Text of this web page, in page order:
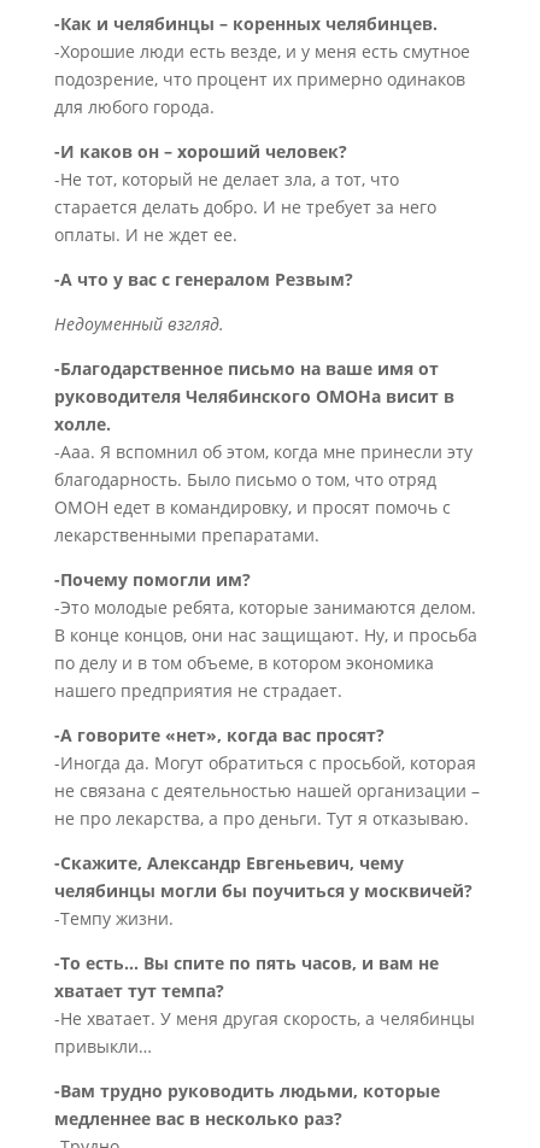
-Как и челябинцы – коренных челябинцев.
-Хорошие люди есть везде, и у меня есть смутное
подозрение, что процент их примерно одинаков
для любого города.
-И каков он – хороший человек?
-Не тот, который не делает зла, а тот, что
старается делать добро. И не требует за него
оплаты. И не ждет ее.
-А что у вас с генералом Резвым?
Недоуменный взгляд.
-Благодарственное письмо на ваше имя от
руководителя Челябинского ОМОНа висит в
холле.
-Ааа. Я вспомнил об этом, когда мне принесли эту
благодарность. Было письмо о том, что отряд
ОМОН едет в командировку, и просят помочь с
лекарственными препаратами.
-Почему помогли им?
-Это молодые ребята, которые занимаются делом.
В конце концов, они нас защищают. Ну, и просьба
по делу и в том объеме, в котором экономика
нашего предприятия не страдает.
-А говорите «нет», когда вас просят?
-Иногда да. Могут обратиться с просьбой, которая
не связана с деятельностью нашей организации –
не про лекарства, а про деньги. Тут я отказываю.
-Скажите, Александр Евгеньевич, чему
челябинцы могли бы поучиться у москвичей?
-Темпу жизни.
-То есть… Вы спите по пять часов, и вам не
хватает тут темпа?
-Не хватает. У меня другая скорость, а челябинцы
привыкли…
-Вам трудно руководить людьми, которые
медленнее вас в несколько раз?